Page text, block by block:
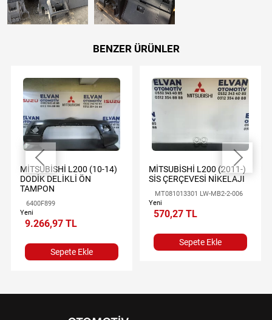
BENZER ÜRÜNLER
MİTSUBİSHİ L200 (10-14)
DODİK DELİKLİ ÖN
TAMPON
6400F899
Yeni
9.266,97 TL
Sepete Ekle
MİTSUBİSHİ L200 (2011-)
SİS ÇERÇEVESİ NİKELAJI
MT081013301 LW-MB2-2-006
Yeni
570,27 TL
Sepete Ekle